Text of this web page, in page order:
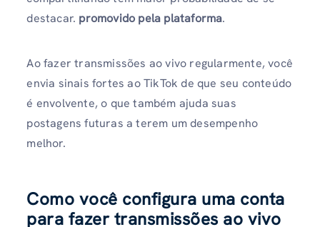
destacar. promovido pela plataforma.
Ao fazer transmissões ao vivo regularmente, você
envia sinais fortes ao TikTok de que seu conteúdo
é envolvente, o que também ajuda suas
postagens futuras a terem um desempenho
melhor.
Como você configura uma conta
para fazer transmissões ao vivo